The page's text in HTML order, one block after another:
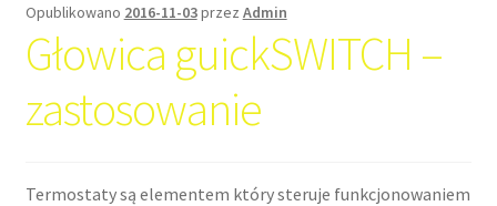
Opublikowano 2016-11-03przez Admin
Głowica guickSWITCH –
zastosowanie
Termostaty są elementem który steruje funkcjonowaniem